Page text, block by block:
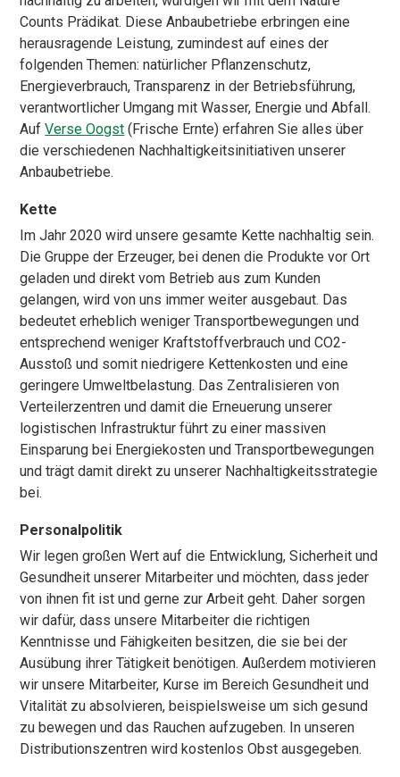
Counts Prädikat. Diese Anbaubetriebe erbringen eine
herausragende Leistung, zumindest auf eines der
folgenden Themen: natürlicher Pflanzenschutz,
Energieverbrauch, Transparenz in der Betriebsführung,
verantwortlicher Umgang mit Wasser, Energie und Abfall.
AufVerse Oogst (Frische Ernte) erfahren Sie alles über
die verschiedenen Nachhaltigkeitsinitiativen unserer
Anbaubetriebe.
Kette
Im Jahr 2020 wird unsere gesamte Kette nachhaltig sein.
Die Gruppe der Erzeuger, bei denen die Produkte vor Ort
geladen und direkt vom Betrieb aus zum Kunden
gelangen, wird von uns immer weiter ausgebaut. Das
bedeutet erheblich weniger Transportbewegungen und
entsprechend weniger Kraftstoffverbrauch und CO2-
Ausstoß und somit niedrigere Kettenkosten und eine
geringere Umweltbelastung. Das Zentralisieren von
Verteilerzentren und damit die Erneuerung unserer
logistischen Infrastruktur führt zu einer massiven
Einsparung bei Energiekosten und Transportbewegungen
und trägt damit direkt zu unserer Nachhaltigkeitsstrategie
bei.
Personalpolitik
Wir legen großen Wert auf die Entwicklung, Sicherheit und
Gesundheit unserer Mitarbeiter und möchten, dass jeder
von ihnen fit ist und gerne zur Arbeit geht. Daher sorgen
wir dafür, dass unsere Mitarbeiter die richtigen
Kenntnisse und Fähigkeiten besitzen, die sie bei der
Ausübung ihrer Tätigkeit benötigen. Außerdem motivieren
wir unsere Mitarbeiter, Kurse im Bereich Gesundheit und
Vitalität zu absolvieren, beispielsweise um sich gesund
zu bewegen und das Rauchen aufzugeben. In unseren
Distributionszentren wird kostenlos Obst ausgegeben.